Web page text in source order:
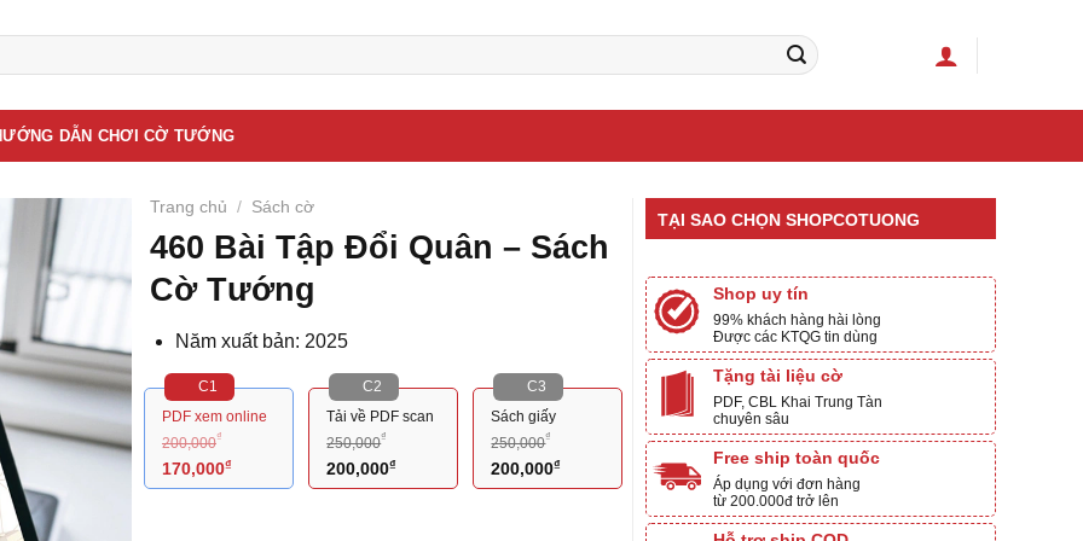
DẪN CHƠI CỜ TƯỚNG
Trang chủ / Sách cờ
460 Bài Tập Đổi Quân – Sách
Cờ Tướng
Năm xuất bản: 2025
C1
200,000₫
Giá
gốc
170,000₫
hiện
PDF xem online
C2
250,000₫
Giá
gốc
200,000₫
hiện
Tải về PDF scan
C3
250,000₫
Giá
gốc
200,000₫
hiện
Sách giấy
TẠI SAO CHỌN SHOPCOTUONG
Shop uy tín
99% khách hàng hài lòng
Được các KTQG tin dùng
Tặng tài liệu cờ
PDF, CBL Khai Trung Tàn
chuyên sâu
Free ship toàn quốc
Áp dụng với đơn hàng
từ 200.000đ trở lên